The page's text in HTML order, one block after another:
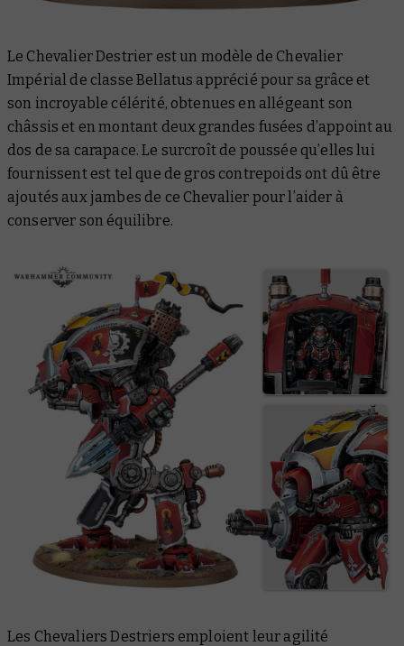
Le Chevalier Destrier est un modèle de Chevalier
Impérial de classe Bellatus apprécié pour sa grâce et
son incroyable célérité, obtenues en allégeant son
châssis et en montant deux grandes fusées d’appoint au
dos de sa carapace. Le surcroît de poussée qu’elles lui
fournissent est tel que de gros contrepoids ont dû être
ajoutés aux jambes de ce Chevalier pour l’aider à
conserver son équilibre.
Les Chevaliers Destriers emploient leur agilité